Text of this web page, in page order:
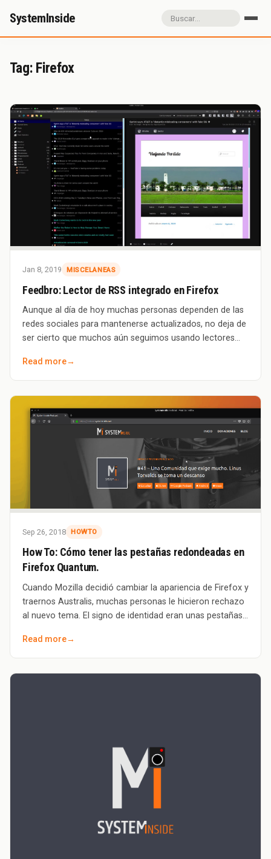
SystemInside
Sobre SystemInside
Tag: Firefox
Jan 8, 2019 MISCELANEAS
Feedbro: Lector de RSS integrado en Firefox
Aunque al día de hoy muchas personas dependen de las
redes sociales para mantenerse actualizados, no deja de
ser cierto que muchos aún seguimos usando lectores
Read more→
Sep 26, 2018 HOWTO
How To: Cómo tener las pestañas redondeadas en
Firefox Quantum.
Cuando Mozilla decidió cambiar la apariencia de Firefox y
traernos Australis, muchas personas le hicieron rechazo
al nuevo tema. El signo de identidad eran unas pestañas
Read more→